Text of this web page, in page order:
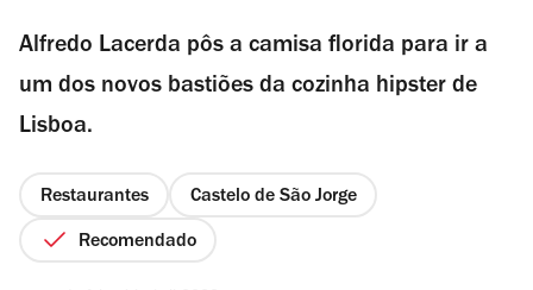
Alfredo Lacerda pôs a camisa florida para ir a
um dos novos bastiões da cozinha hipster de
Lisboa.
Restaurantes Castelo de São Jorge
Recomendado